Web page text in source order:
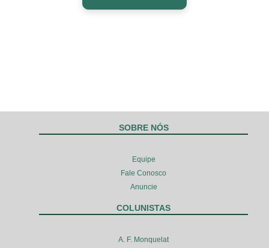
SOBRE NÓS
Equipe
Fale Conosco
Anuncie
COLUNISTAS
A. F. Monquelat